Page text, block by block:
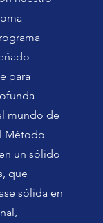
para
mundo de
Método
un sólido
que
sólida en